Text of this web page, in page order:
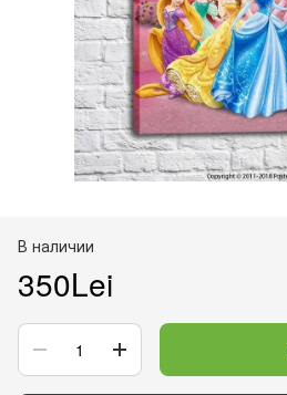
В наличии
350Lei